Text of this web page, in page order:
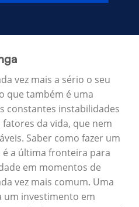
vez mais a sério o seu
que também é uma
constantes instabilidades
da vida, que nem
Saber como fazer um
é a última fronteira para
em momentos de
vez mais comum. Uma
um investimento em